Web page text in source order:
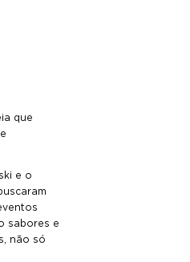
que
e o
sabores e
não só